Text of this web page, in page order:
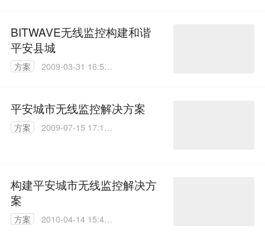
BITWAVE无线监控构建和谐
平安县城
方案
2009-03-31 16:53:
平安城市无线监控解决方案
方案
2009-07-15 17:11:
构建平安城市无线监控解决方
案
方案
2010-04-14 15:46: